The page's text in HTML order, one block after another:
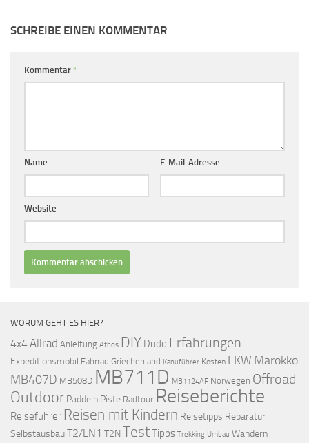
SCHREIBE EINEN KOMMENTAR
Kommentar *
Name E-Mail-Adresse
Website
WORUM GEHT ES HIER?
4x4Allrad Anleitung Athos DIY Düdo Erfahrungen
Expeditionsmobil Fahrrad Griechenland Kanuführer Kosten LKW Marokko
MB407D MB508D MB711D MB1124AF Norwegen Offroad
Outdoor Paddeln Piste Radtour Reiseberichte
Reiseführer Reisen mit Kindern Reisetipps Reparatur
SelbstausbauT2/LN1 T2N TestTipps Trekking Umbau Wandern